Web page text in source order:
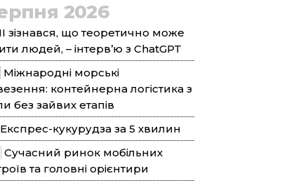
2026
ІІ зізнався, що теоретично може
людей, – інтерв’ю з ChatGPT
Міжнародні морські
контейнерна логістика з
без зайвих етапів
Експрес-кукурудза за 5 хвилин
Сучасний ринок мобільних
та головні орієнтири